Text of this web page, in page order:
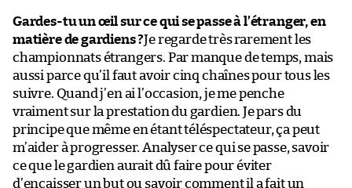
Gardes-tu un œil sur ce qui se passe à l’étranger, en
matière de gardiens ?Je regarde très rarement les
championnats étrangers. Par manque de temps, mais
aussi parce qu’il faut avoir cinq chaînes pour tous les
suivre. Quand j’en ai l’occasion, je me penche
vraiment sur la prestation du gardien. Je pars du
principe que même en étant téléspectateur, ça peut
m’aider à progresser. Analyser ce qui se passe, savoir
ce que le gardien aurait dû faire pour éviter
d’encaisser un but ou savoir comment il a fait un